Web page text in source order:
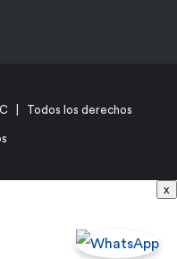
| Todos los derechos
x